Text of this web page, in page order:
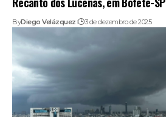
ByDiego Velázquez 3 de dezembro de 2025